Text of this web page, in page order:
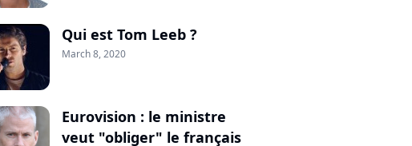
Qui est Tom Leeb ?
March 8, 2020
Eurovision : le ministre
veut "obliger" le français